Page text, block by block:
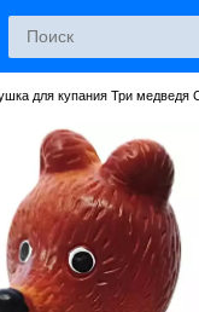
для купания Три медведя